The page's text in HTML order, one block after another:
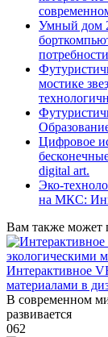
Умный дом
мостике
Цифровое
digital art.
Эко-
на МКС:
Вам также может
Интерактивное
материалами в
В современном
развивается
062